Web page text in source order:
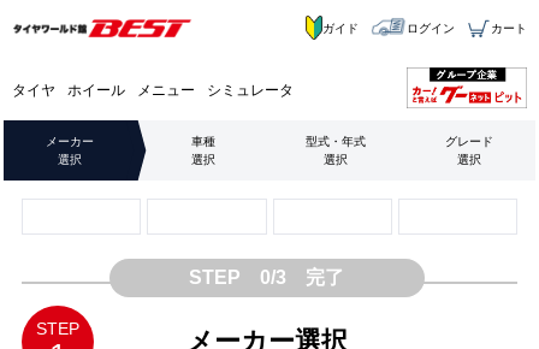
タイヤ ホイール メニュー シミュレータ
ガイド ログイン カート
メーカー
選択
車種
選択
型式・年式
選択
グレード
選択
STEP 0/3 完了
STEP メーカー選択